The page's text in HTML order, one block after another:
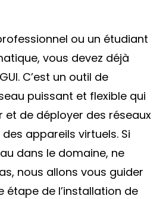
ou un étudiant
vous devez déjà
C’est un outil de
puissant et flexible qui
et de déployer des réseaux
appareils virtuels. Si
dans le domaine, ne
nous allons vous guider
étape de l’installation de